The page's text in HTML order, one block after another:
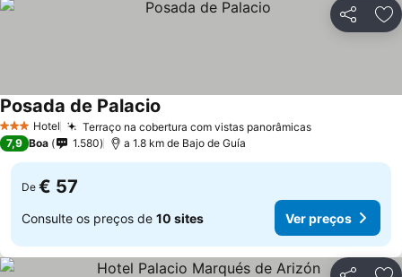
Partilhar
3 EstrelasHotel Terraço na cobertura com vistas panorâmicas
Posada de Palacio
7,9 Boa 1.580 a 1.8 km de Bajo de Guía
De € 57
Consulte os preços de 10 sites Ver preços